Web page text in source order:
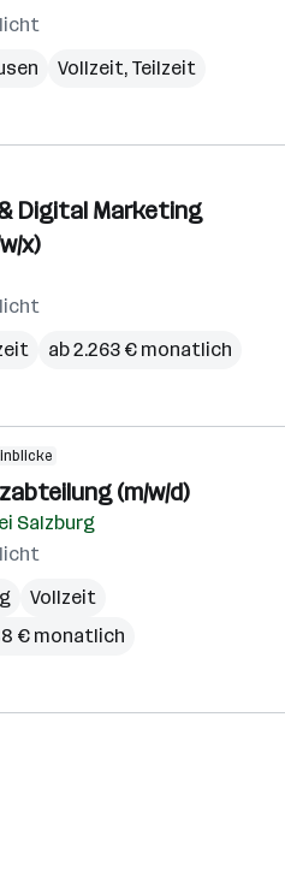
Vollzeit, Teilzeit
Digital Marketing
x)
ab 2.263 € monatlich
(m/w/d)
Salzburg
Vollzeit
€ monatlich